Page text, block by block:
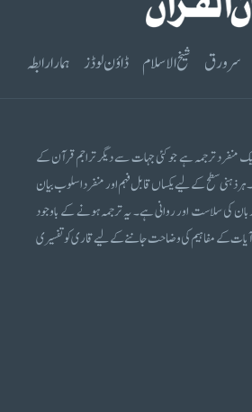
سرورق شیخ الاسلام ڈاؤن لوڈز ہمارا رابطہ
منفرد ترجمہ ہے جو کئی جہات سے دیگر تراجم قرآن کے
ہر ذہنی سطح کے لیے یکساں قابل فہم اور منفرد اسلوب بیان
کی سلاست اور روانی ہے۔ یہ ترجمہ ہونے کے باوجود
آیات کے مفاہیم کی وضاحت جاننے کے لیے قاری کو تفسیری